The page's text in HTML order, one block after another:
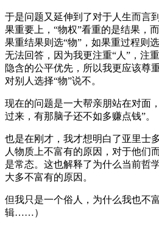
于是问题又延伸到了对于人生而言
果重要上，“物权”看重的是结果，
果重结果则选“物”，如果重过程则
无法回答，因为我更注重“人”，注
隐含的公平优先，所以我更应该尊
对别人选择“物”说不。
现在的问题是一大帮亲朋站在对面
过来，有那脑子还不如多赚点钱”。
也是在刚才，我才想明白了亚里士
人物质上不富有的原因，对于他们
是常态。这也解释了为什么当前哲
大多不富有的原因。
但我只是一个俗人，为什么我也不
辑……）